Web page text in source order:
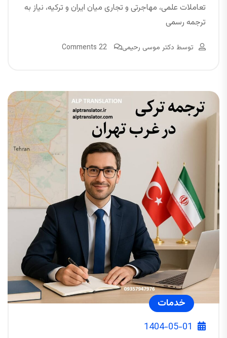
تعاملات علمی، مهاجرتی و تجاری میان ایران و ترکیه، نیاز به
ترجمه رسمی
توسط دکتر موسی رحیمی 22 Comments
خدمات
1404-05-01